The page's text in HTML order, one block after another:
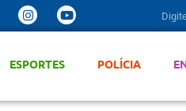
ESPORTES POLÍCIA